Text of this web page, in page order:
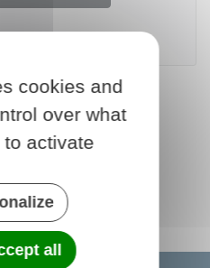
cookies and
over what
activate
all